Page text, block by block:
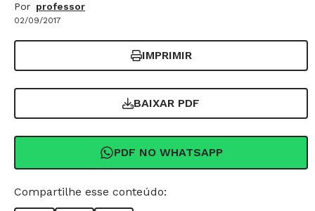
Por professor
02/09/2017
IMPRIMIR
BAIXAR PDF
PDF NO WHATSAPP
Compartilhe esse conteúdo: